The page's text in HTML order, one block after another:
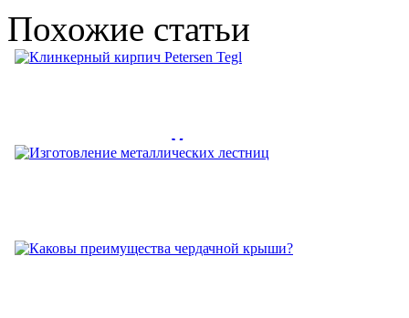
Похожие статьи
Клинкерный кирпич Petersen
знают по всему миру....
Изготовление металлических